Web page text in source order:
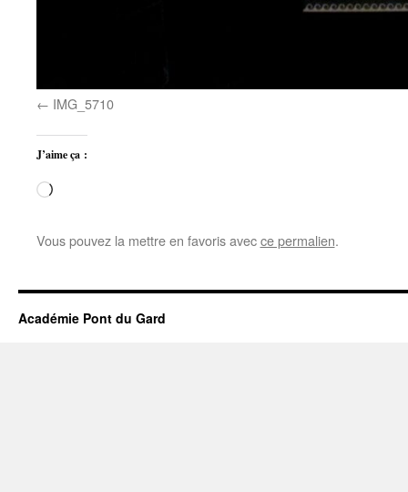
IMG_5710
J’aime ça :
Chargement…
Vous pouvez la mettre en favoris avecce permalien.
Académie Pont du Gard